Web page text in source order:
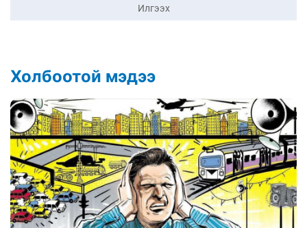
Илгээх
Холбоотой мэдээ